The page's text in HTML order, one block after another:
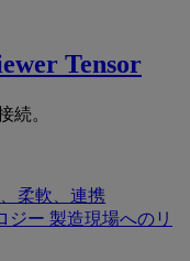
Tensor
続。
柔軟、連携
ジー 製造現場へのリ